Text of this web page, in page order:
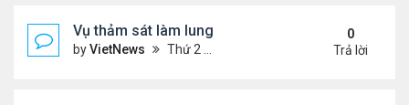
Vụ thảm sát làm lung lay niềm tin với luật kiểm
byVietNews Thứ 2 Tháng 12 15, 2025 4:16 pm
0
Trả lời